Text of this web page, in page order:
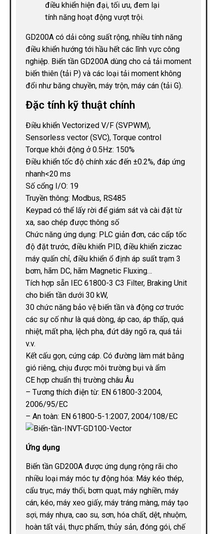
điều khiển hiện đại, tối ưu, đem lại
tính năng hoạt động vượt trội.
GD200A có dải công suất rộng, nhiều tính năng
điều khiển hướng tới hầu hết các lĩnh vực công
nghiệp. Biến tần GD200A dùng cho cả tải moment
biến thiên (tải P) và các loại tải moment không
đổi như băng chuyền, máy trộn, máy cán (tải G).
Đặc tính kỹ thuật chính
Điều khiển Vectorized V/F (SVPWM),
Sensorless vector (SVC), Torque control
Torque khởi động ở 0.5Hz: 150%
Điều khiển tốc độ chính xác đến ±0.2%, đáp ứng
nhanh<20 ms
Số cổng I/O: 19
Truyền thông: Modbus, RS485
Keypad có thể lấy rời để giám sát và cài đặt từ
xa, sao chép được thông số
Chức năng ứng dụng: PLC giản đơn, các cấp tốc
độ đặt trước, điều khiển PID, điều khiển ziczac
máy quấn chỉ, điều khiển ổ định áp suất trạm 3
bơm, hãm DC, hãm Magnetic Fluxing…
Tích hợp sẵn IEC 61800-3 C3 Filter, Braking Unit
cho biến tần dưới 30 kW,
30 chức năng bảo vệ biến tần và động cơ trước
các sự cố như là quá dòng, áp cao, áp thấp, quá
nhiệt, mất pha, lệch pha, đứt dây ngõ ra, quá tải
v.v.
Kết cấu gọn, cứng cáp. Có đường làm mát bằng
gió riêng, chịu được môi trường bụi và ẩm
CE hợp chuẩn thị trường châu Âu
– Tương thích điện từ: EN 61800-3:2004,
2006/95/EC
– An toàn: EN 61800-5-1:2007, 2004/108/EC
Ứng dụng
Biến tần GD200A được ứng dụng rộng rãi cho
nhiều loại máy móc tự động hóa: Máy kéo thép,
cẩu trục, máy thổi, bơm quạt, máy nghiền, máy
cán, kéo, máy xeo giấy, máy tráng màng, máy tạo
sợi, máy nhựa, cao su, sơn, hóa chất, dệt, nhuộm,
hoàn tất vải, thực phẩm, thủy sản, đóng gói, chế